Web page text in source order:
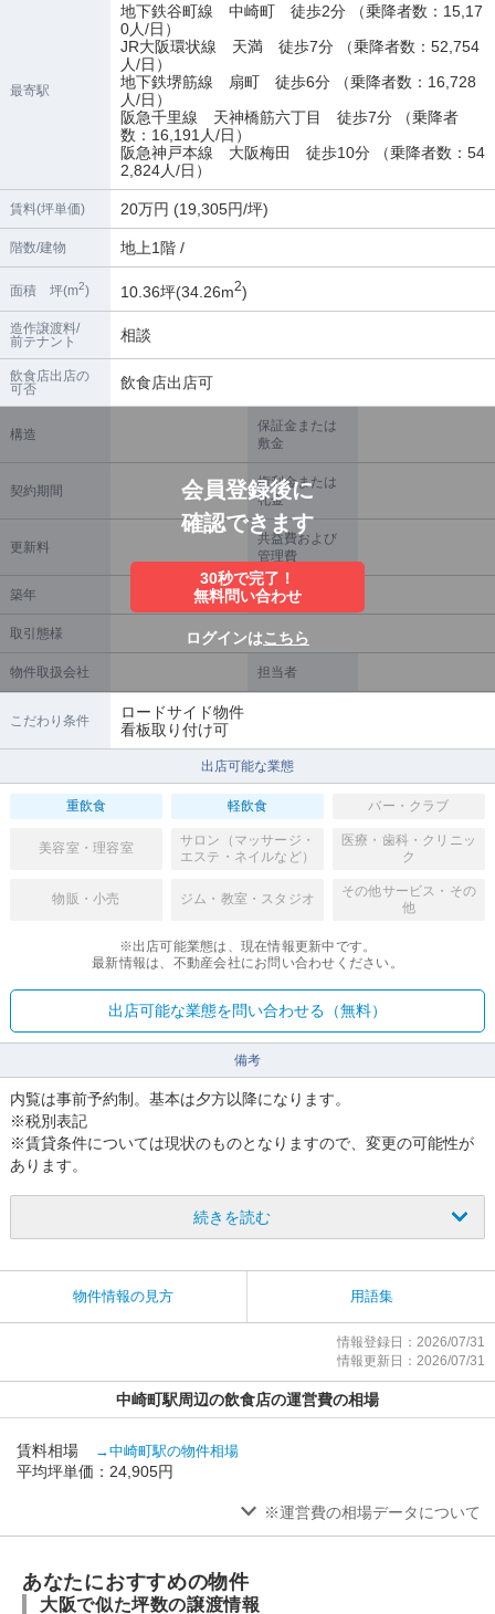
最寄駅
地下鉄谷町線 中崎町 徒歩2分 （乗降者数：15,17
0人/日）
JR大阪環状線 天満 徒歩7分 （乗降者数：52,754
人/日）
地下鉄堺筋線 扇町 徒歩6分 （乗降者数：16,728
人/日）
阪急千里線 天神橋筋六丁目 徒歩7分 （乗降者
数：16,191人/日）
阪急神戸本線 大阪梅田 徒歩10分 （乗降者数：54
2,824人/日）
賃料(坪単価) 20万円 (19,305円/坪)
階数/建物 地上1階 /
面積 坪(m2) 10.36坪(34.26m2)
造作譲渡料/
前テナント
相談
飲食店出店の
可否
飲食店出店可
構造
保証金または
敷金
契約期間
権利金または
礼金
更新料
共益費および
管理費
築年 償却
取引態様
物件取扱会社 担当者
会員登録後に
確認できます
30秒で完了！
無料問い合わせ
ログインはこちら
こだわり条件
ロードサイド物件
看板取り付け可
出店可能な業態
重飲食 軽飲食 バー・クラブ
美容室・理容室
サロン（マッサージ・
エステ・ネイルなど）
医療・歯科・クリニッ
ク
物販・小売 ジム・教室・スタジオ
その他サービス・その
他
※出店可能業態は、現在情報更新中です。
最新情報は、不動産会社にお問い合わせください。
出店可能な業態を問い合わせる（無料）
備考
内覧は事前予約制。基本は夕方以降になります。
※税別表記
※賃貸条件については現状のものとなりますので、変更の可能性が
あります。
※現在営業中の店舗もありますので、店舗への連絡、従業員及び、
写真撮影、店内での本物件に関する話題等、営業に支障をきたす行
為は固く禁止致します。
続きを読む
物件情報の見方 用語集
情報登録日：2026/07/31
情報更新日：2026/07/31
中崎町駅周辺の飲食店の運営費の相場
賃料相場 →中崎町駅の物件相場
平均坪単価：24,905円
※運営費の相場データについて
あなたにおすすめの物件
大阪で似た坪数の譲渡情報